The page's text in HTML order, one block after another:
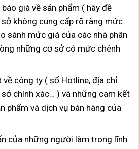
giá về sản phẩm ( hãy đề
không cung cấp rõ ràng mức
sánh mức giá của các nhà phân
những cơ sở có mức chênh
công ty ( số Hotline, địa chỉ
chính xác… ) và những cam kết
phẩm và dịch vụ bán hàng của
của những người làm trong lĩnh